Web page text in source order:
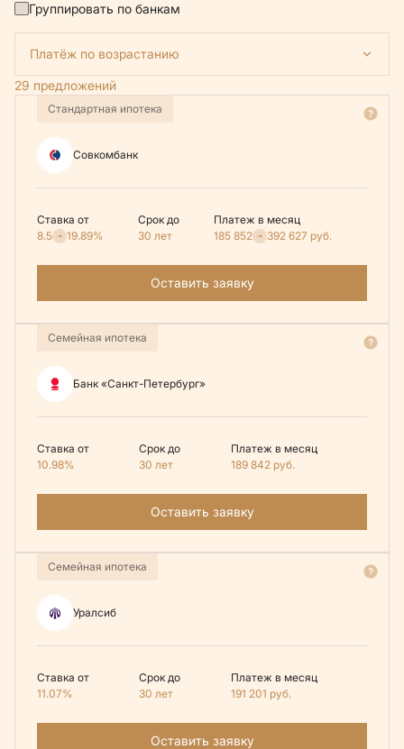
Группировать по банкам
Платёж по возрастанию
29 предложений
Стандартная ипотека
Совкомбанк
Ставка от
8.5
19.89%
Срок до
30 лет
Платеж в месяц
185 852
392 627 руб.
Оставить заявку
Семейная ипотека
Банк «Санкт-Петербург»
Ставка от
10.98%
Срок до
30 лет
Платеж в месяц
189 842 руб.
Оставить заявку
Семейная ипотека
Уралсиб
Ставка от
11.07%
Срок до
30 лет
Платеж в месяц
191 201 руб.
Оставить заявку